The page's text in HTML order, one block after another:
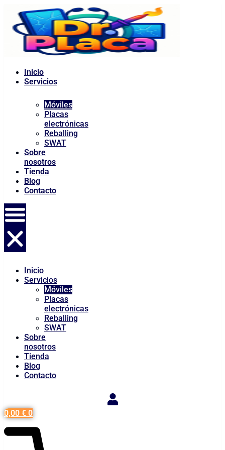
Inicio
Servicios
Móviles
Placas
electrónicas
Reballing
SWAT
Sobre
nosotros
Tienda
Blog
Contacto
Inicio
Servicios
Móviles
Placas
electrónicas
Reballing
SWAT
Sobre
nosotros
Tienda
Blog
Contacto
0,00 € 0